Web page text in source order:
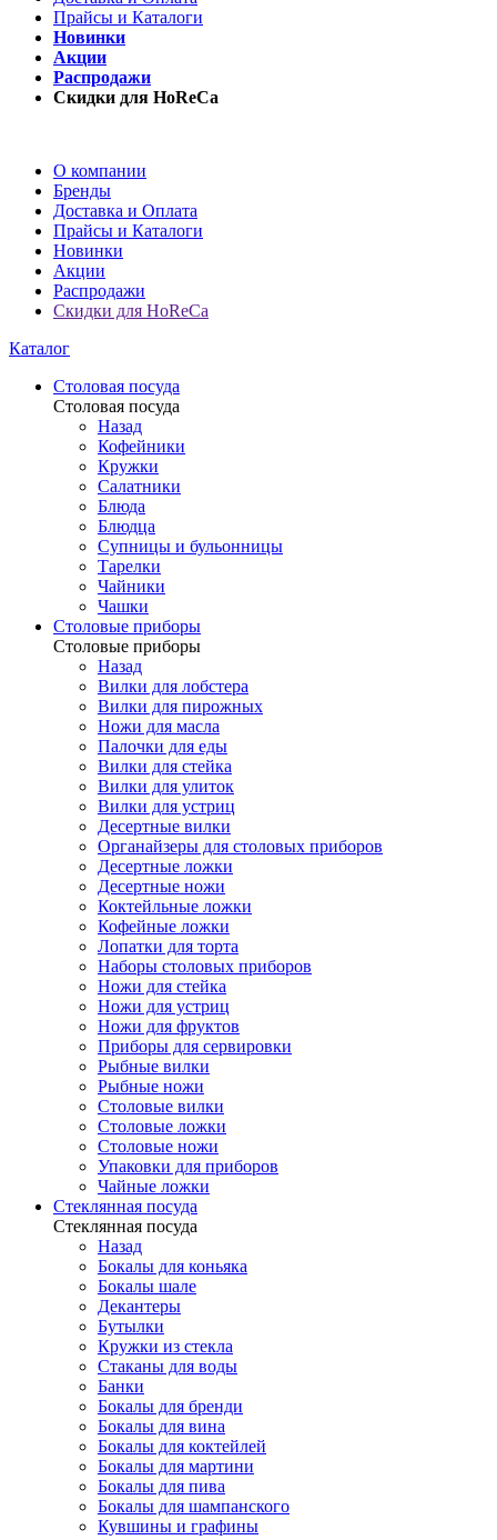
Прайсы и Каталоги
Новинки
Акции
Распродажи
Скидки для HoReCa
О компании
Бренды
Доставка и Оплата
Прайсы и Каталоги
Новинки
Акции
Распродажи
Скидки для HoReCa
Каталог
Столовая посуда
Столовая посуда
Назад
Кофейники
Кружки
Салатники
Блюда
Блюдца
Супницы и бульонницы
Тарелки
Чайники
Чашки
Cтоловые приборы
Cтоловые приборы
Назад
Вилки для лобстера
Вилки для пирожных
Ножи для масла
Палочки для еды
Вилки для стейка
Вилки для улиток
Вилки для устриц
Десертные вилки
Органайзеры для столовых приборов
Десертные ложки
Десертные ножи
Коктейльные ложки
Кофейные ложки
Лопатки для торта
Наборы столовых приборов
Ножи для стейка
Ножи для устриц
Ножи для фруктов
Приборы для сервировки
Рыбные вилки
Рыбные ножи
Столовые вилки
Столовые ложки
Столовые ножи
Упаковки для приборов
Чайные ложки
Стеклянная посуда
Стеклянная посуда
Назад
Бокалы для коньяка
Бокалы шале
Декантеры
Бутылки
Кружки из стекла
Стаканы для воды
Банки
Бокалы для бренди
Бокалы для вина
Бокалы для коктейлей
Бокалы для мартини
Бокалы для пива
Бокалы для шампанского
Кувшины и графины